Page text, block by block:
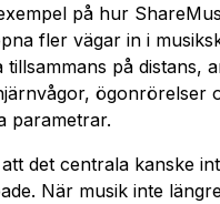
på hur
fler vägar in i
på distans,
ögonrörelser
parametrar.
det centrala kanske
När musik inte